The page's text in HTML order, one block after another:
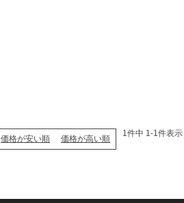
価格が安い順 価格が高い順
1 件中 1 -1 件表示